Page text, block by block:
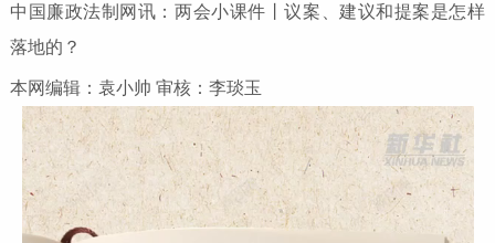
中国廉政法制网讯：两会小课件丨议案、建议和提案是怎样
落地的？
本网编辑：袁小帅 审核：李琰玉